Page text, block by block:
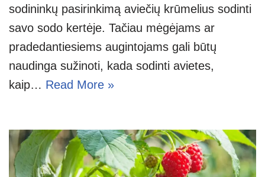
sodininkų pasirinkimą aviečių krūmelius sodinti
savo sodo kertėje. Tačiau mėgėjams ar
pradedantiesiems augintojams gali būtų
naudinga sužinoti, kada sodinti avietes,
kaip… Read More »